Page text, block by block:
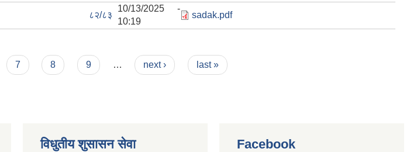
८२/८३
10/13/2025 -
10:19
sadak.pdf
7 8 9 … next › last »
विधुतीय शुसासन सेवा Facebook